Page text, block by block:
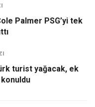
Palmer PSG’yi tek
turist yağacak, ek